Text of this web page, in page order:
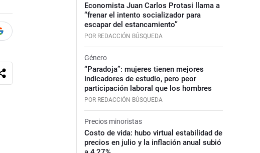
Economista Juan Carlos Protasi llama a
“frenar el intento socializador para
escapar del estancamiento”
POR REDACCIÓN BÚSQUEDA
Género
“Paradoja”: mujeres tienen mejores
indicadores de estudio, pero peor
participación laboral que los hombres
POR REDACCIÓN BÚSQUEDA
Precios minoristas
Costo de vida: hubo virtual estabilidad de
precios en julio y la inflación anual subió